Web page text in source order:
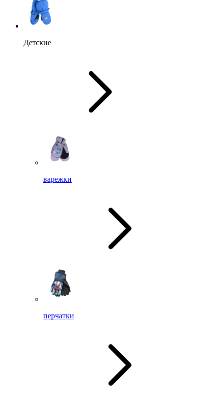
Детские
варежки
перчатки